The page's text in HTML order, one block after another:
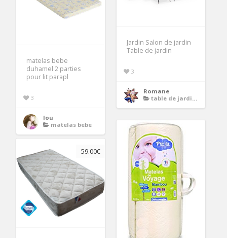
Jardin Salon de jardin
Table de jardin
3
Romane
table de jardin en resine tressee
matelas bebe
duhamel 2 parties
pour lit parapl
3
lou
matelas bebe
59.00€